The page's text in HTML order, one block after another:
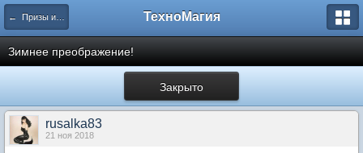
← Призы и акции от Администрации ТехноМагия
Зимнее преображение!
Закрыто
rusalka83
21 ноя 2018